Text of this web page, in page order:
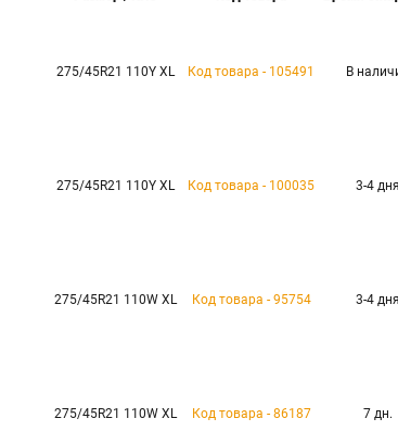
275/45R21 110Y XL Код товара - 105491 В
275/45R21 110Y XL Код товара - 100035 3-4 дня
275/45R21 110W XL Код товара - 95754 3-4 дня
275/45R21 110W XL Код товара - 86187 7 дн.